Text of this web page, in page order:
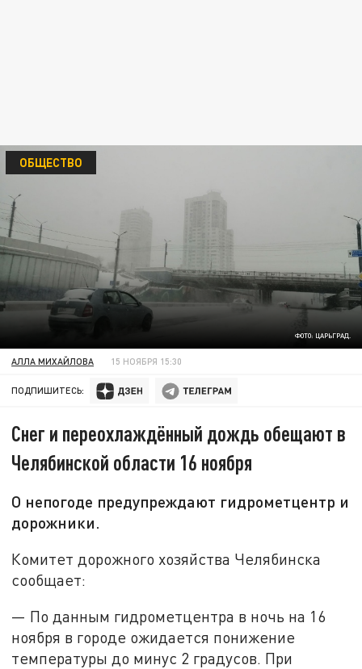
ФОТО: ЦАРЬГРАД.
ОБЩЕСТВО
АЛЛА МИХАЙЛОВА 15 НОЯБРЯ 15:30
ПОДПИШИТЕСЬ:
Снег и переохлаждённый дождь обещают в
Челябинской области 16 ноября
О непогоде предупреждают гидрометцентр и
дорожники.
Комитет дорожного хозяйства Челябинска
сообщает:
— По данным гидрометцентра в ночь на 16
ноября в городе ожидается понижение
температуры до минус 2 градусов. При